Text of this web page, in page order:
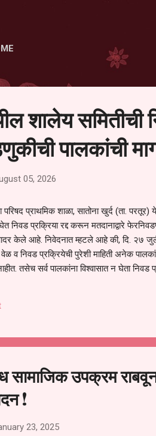
शालेय समितीची
पालकांची
05, 2026
परिषद प्राथमिक शाळा, सातोना खुर्द (ता.
निवड प्रक्रिया रद्द करून मतदानाद्वारे
केले आहे. निवेदनात म्हटले आहे की, दि. २७
व निवड प्रक्रियेची पुरेशी माहिती अनेक
तसेच सर्व पालकांना विश्वासात न घेता निवड
मागणी पालकांनी केली आहे. या निवेदनाच्या
परतूर यांनाही पाठविण्यात आल्या असून प्रशासन
सामाजिक उपक्रम राबवून
!
23, 2025